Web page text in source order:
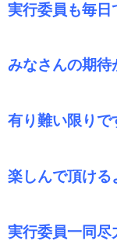
実行委員も毎日
みなさんの期待
有り難い限り
楽しんで頂ける
実行委員一同尽